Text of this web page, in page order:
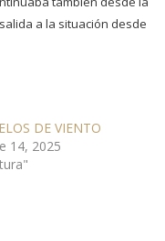
a la situación desde
DE VIENTO
14, 2025